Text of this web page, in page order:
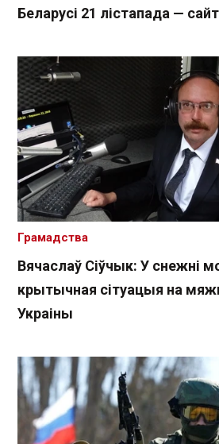
Беларусі 21 лістапада —
Вячаслаў Сіўчык: У снежні
крытычная сітуацыя на
Украіны
Грамадства